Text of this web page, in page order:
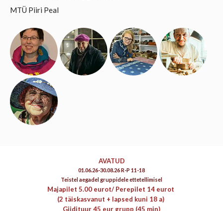
MTÜ Piiri Peal
AVATUD
01.06.26-30.08.26 R-P 11-18
Teistel aegadel gruppidele ettetellimisel
Majapilet 5.00 eurot/ Perepilet 14 eurot
(2 täiskasvanut + lapsed kuni 18 a)
Giidituur 45 eur grupp (45 min)